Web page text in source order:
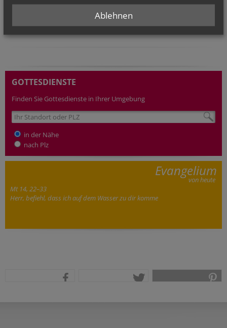
GOTTESDIENSTE
Finden Sie Gottesdienste in Ihrer Umgebung
in der Nähe
nach Plz
Evangelium
von heute
Mt 14, 22–33
Herr, befiehl, dass ich auf dem Wasser zu dir komme
Ablehnen